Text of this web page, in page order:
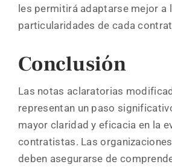
les permitirá adaptarse mejor a
particularidades de cada
Conclusión
Las notas aclaratorias
representan un paso
mayor claridad y eficacia en la
contratistas. Las
deben asegurarse de